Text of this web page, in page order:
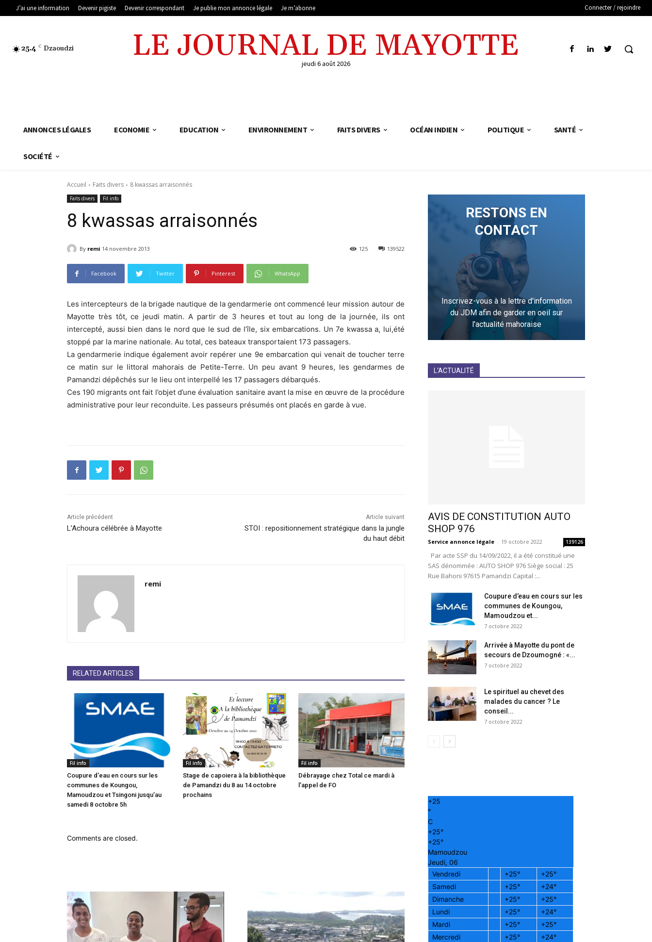
J’ai une information Devenir pigiste Devenir correspondant Je publie mon annonce légale Je m’abonne Connecter / rejoindre
25.4 C Dzaoudzi LE JOURNAL DE MAYOTTE
jeudi 6 août 2026
ANNONCES LÉGALES ECONOMIE EDUCATION ENVIRONNEMENT FAITS DIVERS OCÉAN INDIEN POLITIQUE SANTÉ
SOCIÉTÉ
Accueil Faits divers 8 kwassas arraisonnés
Faits divers Fil info
8 kwassas arraisonnés
By remi 14 novembre 2013 139522
125
Facebook Twitter Pinterest WhatsApp
Les intercepteurs de la brigade nautique de la gendarmerie ont commencé leur mission autour de
Mayotte très tôt, ce jeudi matin. A partir de 3 heures et tout au long de la journée, ils ont
intercepté, aussi bien dans le nord que le sud de l’île, six embarcations. Un 7e kwassa a, lui,été
stoppé par la marine nationale. Au total, ces bateaux transportaient 173 passagers.
La gendarmerie indique également avoir repérer une 9e embarcation qui venait de toucher terre
ce matin sur le littoral mahorais de Petite-Terre. Un peu avant 9 heures, les gendarmes de
Pamandzi dépêchés sur le lieu ont interpellé les 17 passagers débarqués.
Ces 190 migrants ont fait l’objet d’une évaluation sanitaire avant la mise en œuvre de la procédure
administrative pour leur reconduite. Les passeurs présumés ont placés en garde à vue.
Article précédent
L’Achoura célébrée à Mayotte
Article suivant
STOI : repositionnement stratégique dans la jungle
du haut débit
remi
RELATED ARTICLES
Fil info
Coupure d’eau en cours sur les
communes de Koungou,
Mamoudzou et Tsingoni jusqu’au
samedi 8 octobre 5h
Fil info
Stage de capoiera à la bibliothèque
de Pamandzi du 8 au 14 octobre
prochains
Fil info
Débrayage chez Total ce mardi à
l’appel de FO
Comments are closed.
RESTONS EN
CONTACT
Inscrivez-vous à la lettre d'information
du JDM afin de garder en oeil sur
l'actualité mahoraise
L'ACTUALITÉ
AVIS DE CONSTITUTION AUTO
SHOP 976
Service annonce légale - 19 octobre 2022 139126
Par acte SSP du 14/09/2022, il a été constitué une
SAS dénommée : AUTO SHOP 976 Siège social : 25
Rue Bahoni 97615 Pamandzi Capital :...
Coupure d’eau en cours sur les
communes de Koungou,
Mamoudzou et...
7 octobre 2022
Arrivée à Mayotte du pont de
secours de Dzoumogné : «...
7 octobre 2022
Le spirituel au chevet des
malades du cancer ? Le
conseil...
7 octobre 2022
+25
°
C
+25°
+25°
Mamoudzou
Jeudi, 06
Vendredi
+25° +25°
Samedi
+25° +24°
Dimanche
+25° +25°
Lundi
+25° +24°
Mardi
+25° +25°
Mercredi
+25° +24°